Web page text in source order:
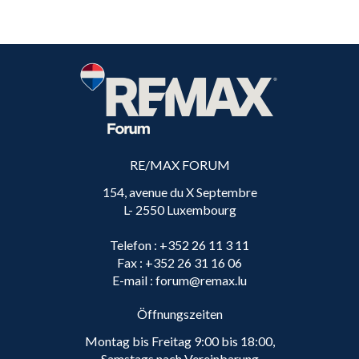
RE/MAX FORUM
154, avenue du X Septembre
L- 2550 Luxembourg
Telefon : +352 26 11 3 11
Fax : +352 26 31 16 06
E-mail : forum@remax.lu
Öffnungszeiten
Montag bis Freitag 9:00 bis 18:00,